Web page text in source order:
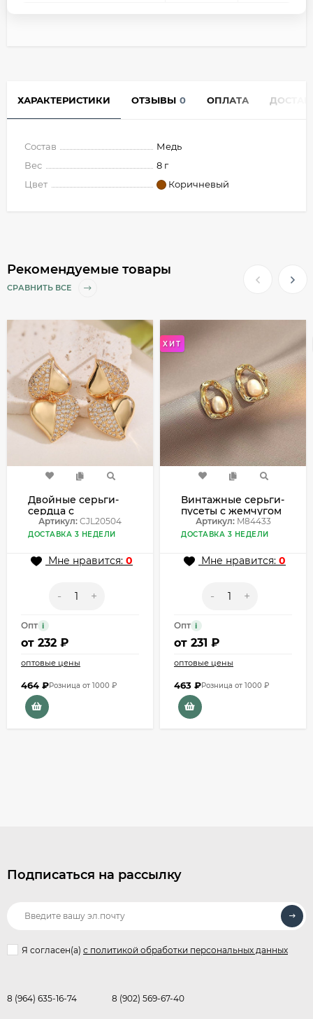
ХАРАКТЕРИСТИКИ ОТЗЫВЫ 0 ОПЛАТА
Состав
Медь
Вес
8 г
Цвет
Коричневый
Рекомендуемые товары
СРАВНИТЬ ВСЕ
Двойные серьги-
сердца с
кристаллами
CJL20504
Артикул: CJL20504
ДОСТАВКА 3 НЕДЕЛИ
Мне нравится: 0
- +
Опт i
от 232 ₽
оптовые цены
464 ₽Розница от 1000 ₽
ХИТ
Винтажные серьги-
пусеты с жемчугом
в золоте M84433
Артикул:M84433
ДОСТАВКА 3 НЕДЕЛИ
Мне нравится: 0
- +
Опт i
от 231 ₽
оптовые цены
463 ₽Розница от 1000 ₽
Подписаться на рассылку
Я согласен(a) с политикой обработки персональных данных
8 (964) 635-16-74 8 (902) 569-67-40